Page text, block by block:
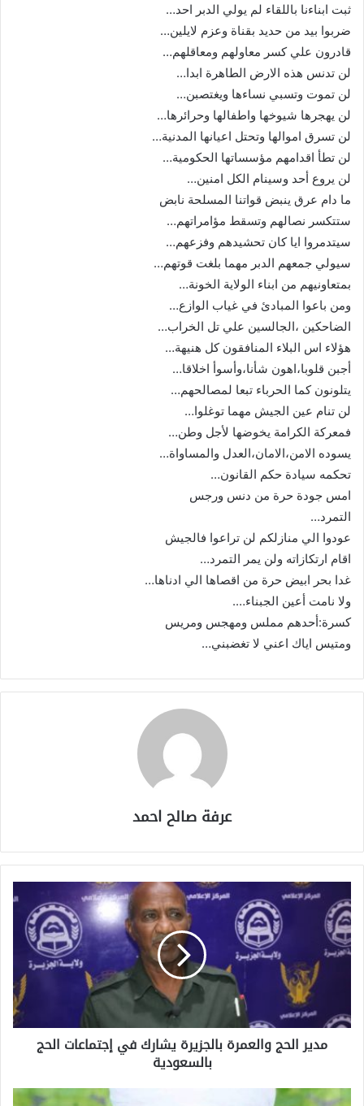
ثبت ابناءنا باللقاء لم يولي الدبر احد…
ضربوا بيد من حديد بقناة وعزم لايلين…
قادرون علي كسر معاولهم ومعاقلهم…
لن تدنس هذه الارض الطاهرة ابدا…
لن تموت وتسبي نساءها ويغتصبن…
لن يهجرها شيوخها واطفالها وحرائرها…
لن تسرق اموالها وتحتل اعيانها المدنية…
لن تطأ اقدامهم مؤسساتها الحكومية…
لن يروع أحد وسينام الكل امنين…
ما دام عرق ينبض قواتنا المسلحة نابض
ستتكسر نصالهم وتسقط مؤامراتهم…
سيتدمروا ايا كان تحشيدهم وفزعهم…
سيولي جمعهم الدبر مهما بلغت قوتهم…
بمتعاونيهم من ابناء الولاية الخونة…
ومن باعوا المبادئ في غياب الوازع…
الضاحكين ،الجالسين علي تل الخراب…
هؤلاء اس البلاء المنافقون كل هنيهة…
أجبن قلوبا،اهون شأنا،وأسوأ اخلاقا…
يتلونون كما الحرباء تبعا لمصالحهم…
لن تنام عين الجيش مهما توغلوا…
فمعركة الكرامة يخوضها لأجل وطن…
يسوده الامن،الامان،العدل والمساواة…
تحكمه سيادة حكم القانون…
امس جودة حرة من دنس ورجس
التمرد…
عودوا الي منازلكم لن تراعوا فالجيش
اقام ارتكازاته ولن يمر التمرد…
غدا بحر ابيض حرة من اقصاها الي ادناها…
ولا نامت أعين الجبناء….
كسرة:أحدهم مملس ومهجس ومريس
ومتيس اياك اعني لا تغضبني…
عرفة صالح احمد
مدير الحج والعمرة بالجزيرة يشارك في إجتماعات الحج
بالسعودية